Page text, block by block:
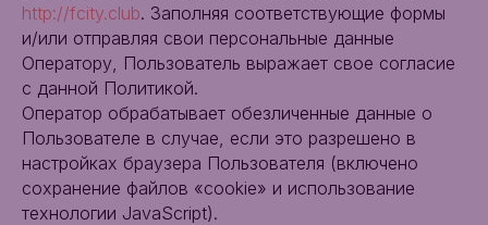
http://fcity.club. Заполняя соответствующие формы
и/или отправляя свои персональные данные
Оператору, Пользователь выражает свое согласие
с данной Политикой.
Оператор обрабатывает обезличенные данные о
Пользователе в случае, если это разрешено в
настройках браузера Пользователя (включено
сохранение файлов «cookie» и использование
технологии JavaScript).